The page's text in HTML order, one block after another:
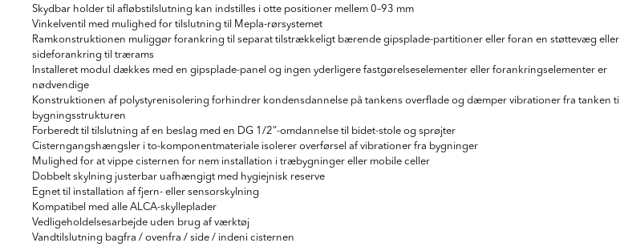
Skydbar holder til afløbstilslutning kan indstilles i otte positioner mellem 0–93 mm
Vinkelventil med mulighed for tilslutning til Mepla-rørsystemet
Ramkonstruktionen muliggør forankring til separat tilstrækkeligt bærende gipsplade-partitioner eller foran en støttevæg eller
sideforankring til trærams
Installeret modul dækkes med en gipsplade-panel og ingen yderligere fastgørelseselementer eller forankringselementer er
nødvendige
Konstruktionen af polystyrenisolering forhindrer kondensdannelse på tankens overflade og dæmper vibrationer fra tanken til
bygningsstrukturen
Forberedt til tilslutning af en beslag med en DG 1/2”-omdannelse til bidet-stole og sprøjter
Cisterngangshængsler i to-komponentmateriale isolerer overførsel af vibrationer fra bygninger
Mulighed for at vippe cisternen for nem installation i træbygninger eller mobile celler
Dobbelt skylning justerbar uafhængigt med hygiejnisk reserve
Egnet til installation af fjern- eller sensorskylning
Kompatibel med alle ALCA-skylleplader
Vedligeholdelsesarbejde uden brug af værktøj
Vandtilslutning bagfra / ovenfra / side / indeni cisternen